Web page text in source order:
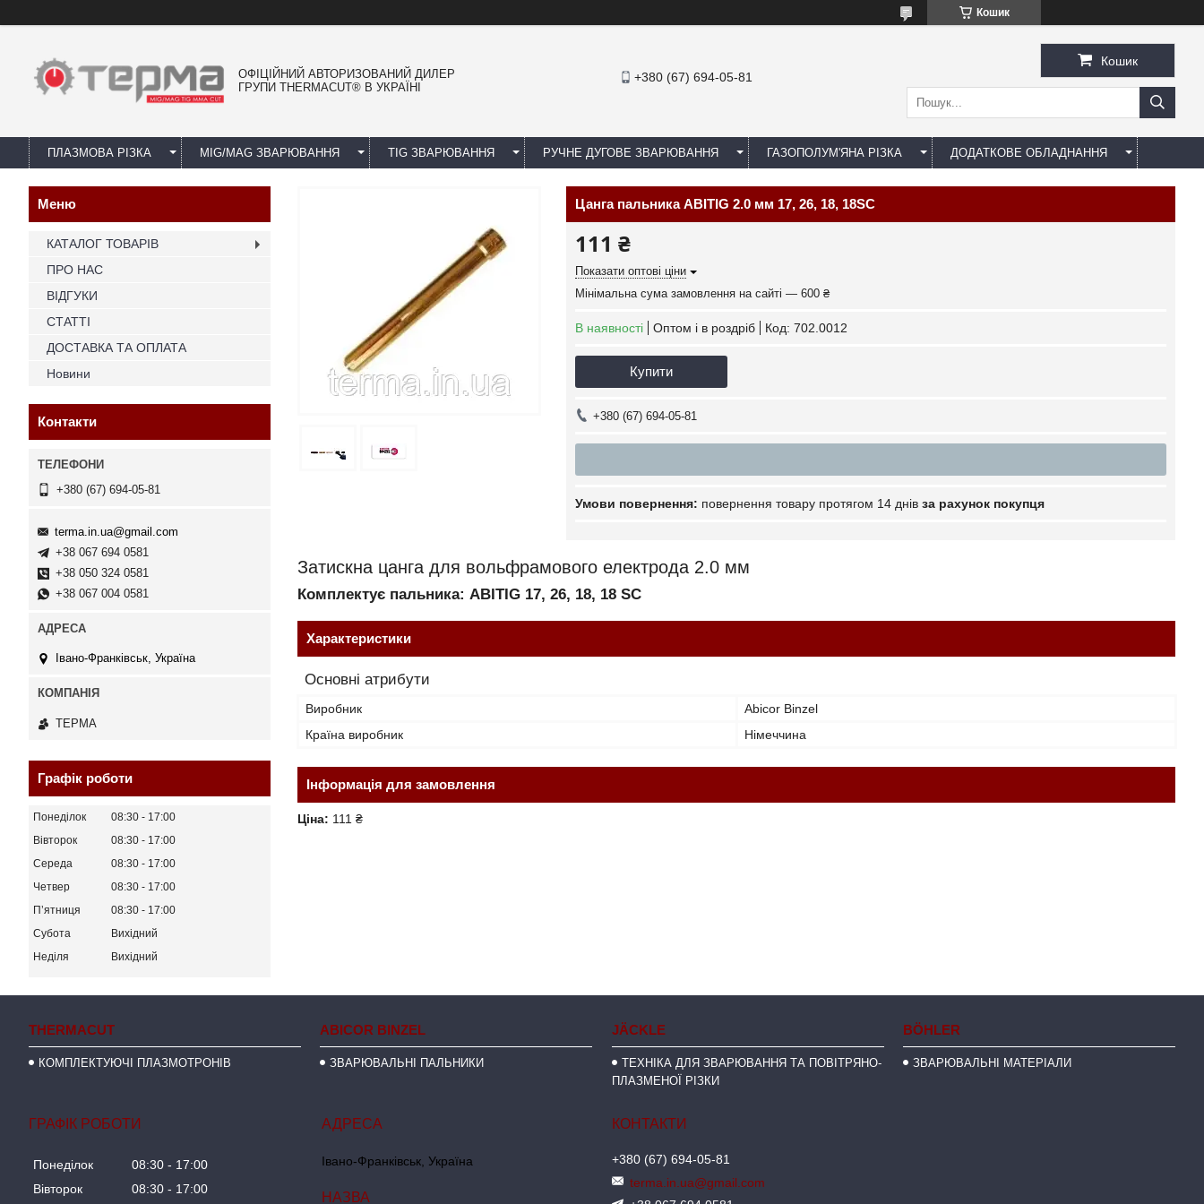
Кошик
ОФІЦІЙНИЙ АВТОРИЗОВАНИЙ ДИЛЕР
ГРУПИ THERMACUT® В УКРАЇНІ
+380 (67) 694-05-81
Кошик
ПЛАЗМОВА РІЗКА MIG/MAG ЗВАРЮВАННЯ TIG ЗВАРЮВАННЯ РУЧНЕ ДУГОВЕ ЗВАРЮВАННЯ ГАЗОПОЛУМ'ЯНА РІЗКА ДОДАТКОВЕ ОБЛАДНАННЯ
Цанга пальника ABITIG 2.0 мм 17, 26, 18, 18SC
111 ₴
Показати оптові ціни
Мінімальна сума замовлення на сайті — 600 ₴
В наявності Оптом і в роздріб Код: 702.0012
Купити
+380 (67) 694-05-81
повернення товару протягом 14 днів за рахунок покупця
Затискна цанга для вольфрамового електрода 2.0 мм
Комплектує пальника: ABITIG 17, 26, 18, 18 SC
Характеристики
Основні атрибути
Виробник
Abicor Binzel
Країна виробник
Німеччина
Інформація для замовлення
Ціна: 111 ₴
КАТАЛОГ ТОВАРІВ
ПРО НАС
ВІДГУКИ
СТАТТІ
ДОСТАВКА ТА ОПЛАТА
Новини
Контакти
+380 (67) 694-05-81
terma.in.ua@gmail.com
+38 067 694 0581
+38 050 324 0581
+38 067 004 0581
Івано-Франківськ, Україна
ТЕРМА
Графік роботи
Понеділок 08:30
17:00
Вівторок
08:30
17:00
Середа
08:30
17:00
Четвер
08:30
17:00
Пʼятниця
08:30
17:00
Субота
Вихідний
Неділя
Вихідний
THERMACUT
КОМПЛЕКТУЮЧІ ПЛАЗМОТРОНІВ
ABICOR BINZEL
ЗВАРЮВАЛЬНІ ПАЛЬНИКИ
JÄCKLE
ТЕХНІКА ДЛЯ ЗВАРЮВАННЯ ТА ПОВІТРЯНО-
ПЛАЗМЕНОЇ РІЗКИ
BÖHLER
ЗВАРЮВАЛЬНІ МАТЕРІАЛИ
ГРАФІК РОБОТИ
Понеділок 08:30
17:00
Вівторок
08:30 17:00
Івано-Франківськ, Україна
+380 (67) 694-05-81
terma.in.ua@gmail.com